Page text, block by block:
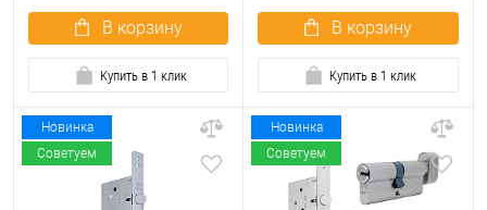
В корзину
Купить в 1 клик
В корзину
Купить в 1 клик
Новинка
Советуем
Новинка
Советуем